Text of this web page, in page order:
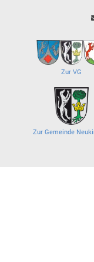
Zur VG
Zur Gemeinde